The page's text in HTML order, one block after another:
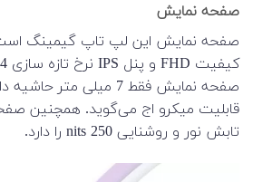
صفحه نمایش
صفحه نمایش این لپ تاپ گیمینگ است
صفحه نمایش فقط 7 میلی
قابلیت میکرو اج می‌گوید. همچنین
تابش نور و روشنایی 250 nits را دارد.